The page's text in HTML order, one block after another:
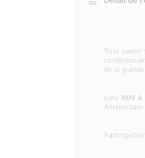
Tout savoir
de la
Lieu: RDV
Amsterdam.